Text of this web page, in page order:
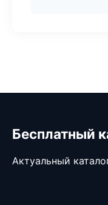
Бесплатный
Актуальный